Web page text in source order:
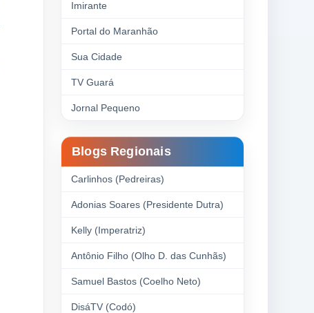
Imirante
Portal do Maranhão
Sua Cidade
TV Guará
Jornal Pequeno
Blogs Regionais
Carlinhos (Pedreiras)
Adonias Soares (Presidente Dutra)
Kelly (Imperatriz)
Antônio Filho (Olho D. das Cunhãs)
Samuel Bastos (Coelho Neto)
DisáTV (Codó)